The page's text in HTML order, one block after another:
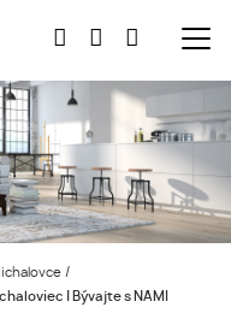
/
| Bývajte s NAMI